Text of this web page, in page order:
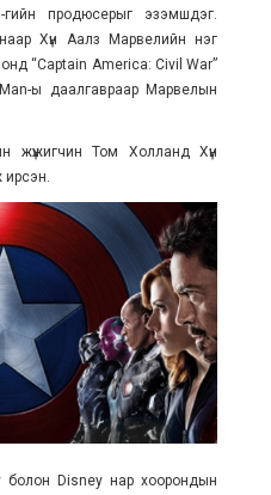
гийн продюсерыг эзэмшдэг.
Хүн Аалз Марвелийн нэг
“Captain America: Civil War”
ы даалгавраар Марвелын
жүжигчин Том Холланд Хүн
ирсэн.
болон Disney нар хоорондын